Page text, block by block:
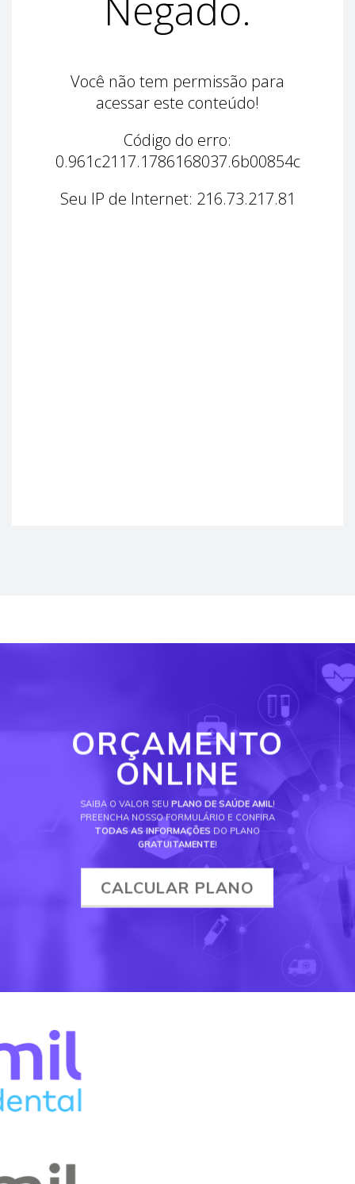
ORÇAMENTO
ONLINE
SAIBA O VALOR SEU PLANO DE SAÚDE AMIL!
PREENCHA NOSSO FORMULÁRIO E CONFIRA
TODAS AS INFORMAÇÕES DO PLANO
GRATUITAMENTE!
CALCULAR PLANO